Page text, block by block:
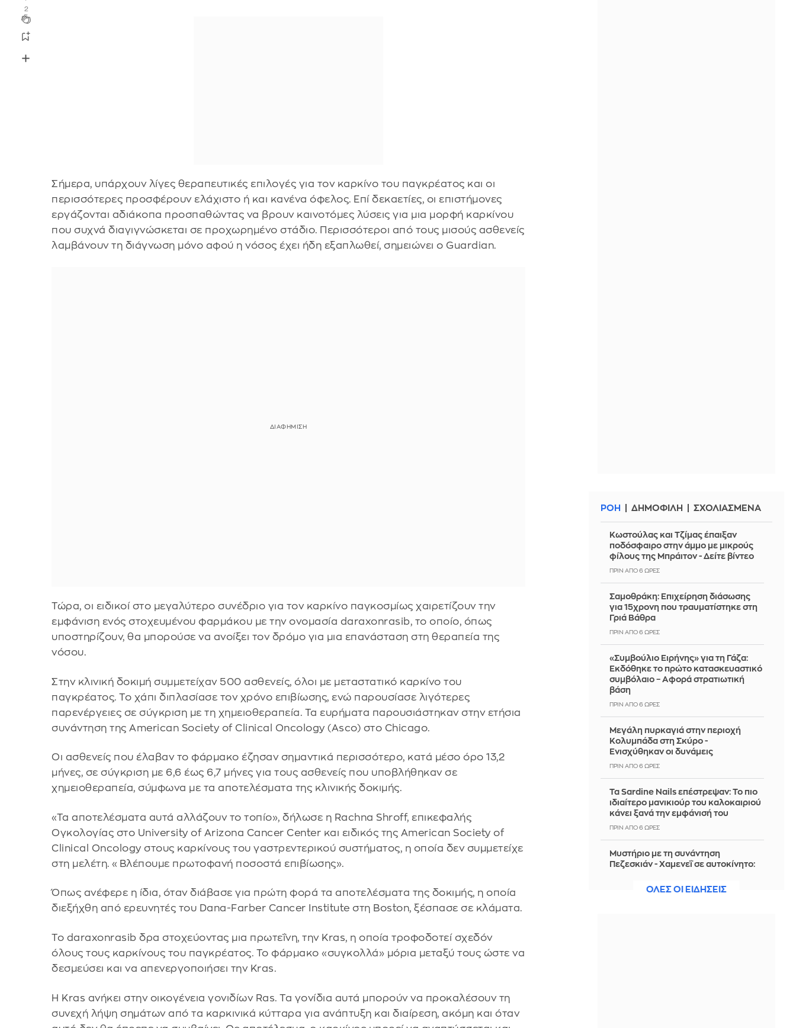
2
Σήμερα, υπάρχουν λίγες θεραπευτικές επιλογές για τον καρκίνο του παγκρέατος και οι
περισσότερες προσφέρουν ελάχιστο ή και κανένα όφελος. Επί δεκαετίες, οι επιστήμονες
εργάζονται αδιάκοπα προσπαθώντας να βρουν καινοτόμες λύσεις για μια μορφή καρκίνου
που συχνά διαγιγνώσκεται σε προχωρημένο στάδιο. Περισσότεροι από τους μισούς ασθενείς
λαμβάνουν τη διάγνωση μόνο αφού η νόσος έχει ήδη εξαπλωθεί, σημειώνει ο Guardian.
Τώρα, οι ειδικοί στο μεγαλύτερο συνέδριο για τον καρκίνο παγκοσμίως χαιρετίζουν την
εμφάνιση ενός στοχευμένου φαρμάκου με την ονομασία daraxonrasib, το οποίο, όπως
υποστηρίζουν, θα μπορούσε να ανοίξει τον δρόμο για μια επανάσταση στη θεραπεία της
νόσου.
Στην κλινική δοκιμή συμμετείχαν 500 ασθενείς, όλοι με μεταστατικό καρκίνο του
παγκρέατος. Το χάπι διπλασίασε τον χρόνο επιβίωσης, ενώ παρουσίασε λιγότερες
παρενέργειες σε σύγκριση με τη χημειοθεραπεία. Τα ευρήματα παρουσιάστηκαν στην ετήσια
συνάντηση της American Society of Clinical Oncology (Asco) στο Chicago.
Οι ασθενείς που έλαβαν το φάρμακο έζησαν σημαντικά περισσότερο, κατά μέσο όρο 13,2
μήνες, σε σύγκριση με 6,6 έως 6,7 μήνες για τους ασθενείς που υποβλήθηκαν σε
χημειοθεραπεία, σύμφωνα με τα αποτελέσματα της κλινικής δοκιμής.
«Τα αποτελέσματα αυτά αλλάζουν το τοπίο», δήλωσε η Rachna Shroff, επικεφαλής
Ογκολογίας στο University of Arizona Cancer Center και ειδικός της American Society of
Clinical Oncology στους καρκίνους του γαστρεντερικού συστήματος, η οποία δεν συμμετείχε
στη μελέτη. «Βλέπουμε πρωτοφανή ποσοστά επιβίωσης».
Όπως ανέφερε η ίδια, όταν διάβασε για πρώτη φορά τα αποτελέσματα της δοκιμής, η οποία
διεξήχθη από ερευνητές του Dana-Farber Cancer Institute στη Boston, ξέσπασε σε κλάματα.
Το daraxonrasib δρα στοχεύοντας μια πρωτεΐνη, την Kras, η οποία τροφοδοτεί σχεδόν
όλους τους καρκίνους του παγκρέατος. Το φάρμακο «συγκολλά» μόρια μεταξύ τους ώστε να
δεσμεύσει και να απενεργοποιήσει την Kras.
Η Kras ανήκει στην οικογένεια γονιδίων Ras. Τα γονίδια αυτά μπορούν να προκαλέσουν τη
συνεχή λήψη σημάτων από τα καρκινικά κύτταρα για ανάπτυξη και διαίρεση, ακόμη και όταν
ΡΟΗ ΔΗΜΟΦΙΛΗ ΣΧΟΛΙΑΣΜΕΝΑ
Κωστούλας και Τζίμας έπαιξαν
ποδόσφαιρο στην άμμο με μικρούς
φίλους της Μπράιτον - Δείτε βίντεο
ΠΡΙΝ ΑΠΌ 6 ΏΡΕΣ
Σαμοθράκη: Επιχείρηση διάσωσης
για 15χρονη που τραυματίστηκε στη
Γριά Βάθρα
ΠΡΙΝ ΑΠΌ 6 ΏΡΕΣ
«Συμβούλιο Ειρήνης» για τη Γάζα:
Εκδόθηκε το πρώτο κατασκευαστικό
συμβόλαιο – Αφορά στρατιωτική
βάση
ΠΡΙΝ ΑΠΌ 6 ΏΡΕΣ
Μεγάλη πυρκαγιά στην περιοχή
Κολυμπάδα στη Σκύρο -
Ενισχύθηκαν οι δυνάμεις
ΠΡΙΝ ΑΠΌ 6 ΏΡΕΣ
Τα Sardine Nails επέστρεψαν: Το πιο
ιδιαίτερο μανικιούρ του καλοκαιριού
κάνει ξανά την εμφάνισή του
ΠΡΙΝ ΑΠΌ 6 ΏΡΕΣ
Μυστήριο με τη συνάντηση
Πεζεσκιάν - Χαμενεΐ σε αυτοκίνητο:
ΑγιατολάχΟΛΕΣ ΟΙ ΕΙΔΗΣΕΙΣ